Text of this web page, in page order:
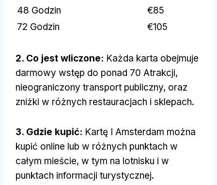
48 Godzin
€85
72 Godzin
€105
2. Co jest wliczone: Każda karta obejmuje
darmowy wstęp do ponad 70 Atrakcji,
nieograniczony transport publiczny, oraz
zniżki w różnych restauracjach i sklepach.
3. Gdzie kupić: Kartę I Amsterdam można
kupić online lub w różnych punktach w
całym mieście, w tym na lotnisku i w
punktach informacji turystycznej.